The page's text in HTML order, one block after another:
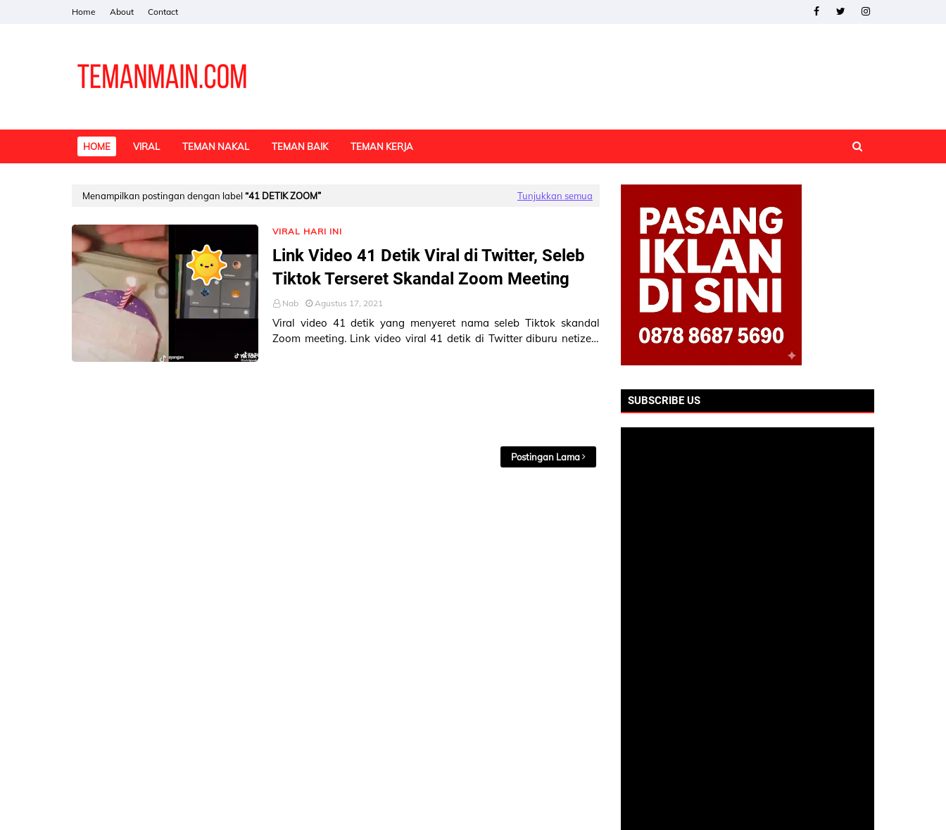
Home About Contact
HOME VIRAL TEMAN NAKAL TEMAN BAIK TEMAN KERJA
Menampilkan postingan dengan label 41 DETIK ZOOM Tunjukkan semua
VIRAL HARI INI
Link Video 41 Detik Viral di Twitter, Seleb
Tiktok Terseret Skandal Zoom Meeting
Nab Agustus 17, 2021
Viral video 41 detik yang menyeret nama seleb Tiktok skandal
Zoom meeting. Link video viral 41 detik di Twitter diburu netizen!
Postingan Lama
SUBSCRIBE US